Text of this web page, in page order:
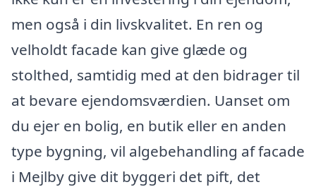
men også i din livskvalitet. En ren og
velholdt facade kan give glæde og
stolthed, samtidig med at den bidrager til
at bevare ejendomsværdien. Uanset om
du ejer en bolig, en butik eller en anden
type bygning, vil algebehandling af facade
i Mejlby give dit byggeri det pift, det